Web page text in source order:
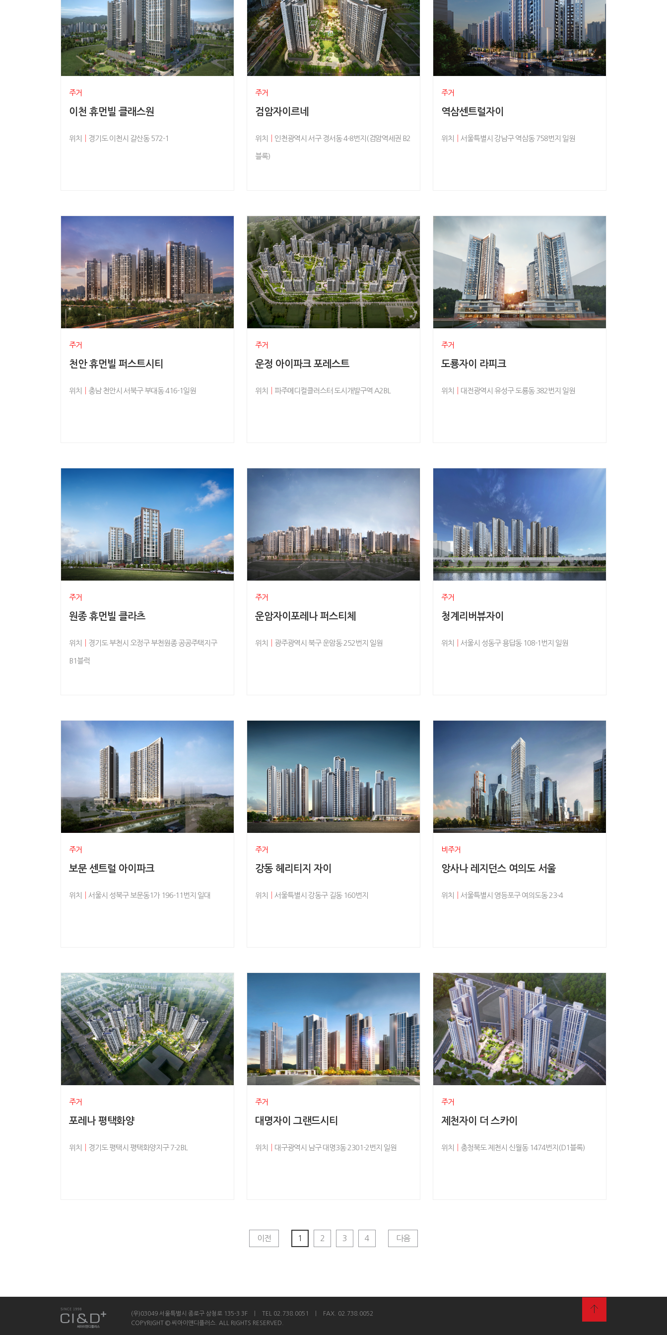
주거
이천 휴먼빌 클래스원
위치 경기도 이천시 갈산동 572-1
주거
검암자이르네
위치 인천광역시 서구 경서동 4-8번지(검암역세권 B2
블록)
주거
역삼센트럴자이
위치 서울특별시 강남구 역삼동 758번지 일원
주거
천안 휴먼빌 퍼스트시티
위치 충남 천안시 서북구 부대동 416-1일원
주거
운정 아이파크 포레스트
위치 파주메디컬클러스터 도시개발구역 A2BL
주거
도룡자이 라피크
위치 대전광역시 유성구 도룡동 382번지 일원
주거
원종 휴먼빌 클라츠
위치 경기도 부천시 오정구 부천원종 공공주택지구
B1블럭
주거
운암자이포레나 퍼스티체
위치 광주광역시 북구 운암동 252번지 일원
주거
청계리버뷰자이
위치 서울시 성동구 용답동 108-1번지 일원
주거
보문 센트럴 아이파크
위치 서울시 성북구 보문동1가 196-11번지 일대
주거
강동 헤리티지 자이
위치 서울특별시 강동구 길동 160번지
비주거
앙사나 레지던스 여의도 서울
위치 서울특별시 영등포구 여의도동 23-4
주거
포레나 평택화양
위치 경기도 평택시 평택화양지구 7-2BL
주거
대명자이 그랜드시티
위치 대구광역시 남구 대명3동 2301-2번지 일원
주거
제천자이 더 스카이
위치 충청북도 제천시 신월동 1474번지(D1블록)
이전 1 2 3 4 다음
(우)03049 서울특별시 종로구 삼청로 135-3 3F ㅣ TEL 02.738.0051 ㅣ FAX. 02.738.0052
COPYRIGHT © 씨아이앤디플러스. ALL RIGHTS RESERVED.